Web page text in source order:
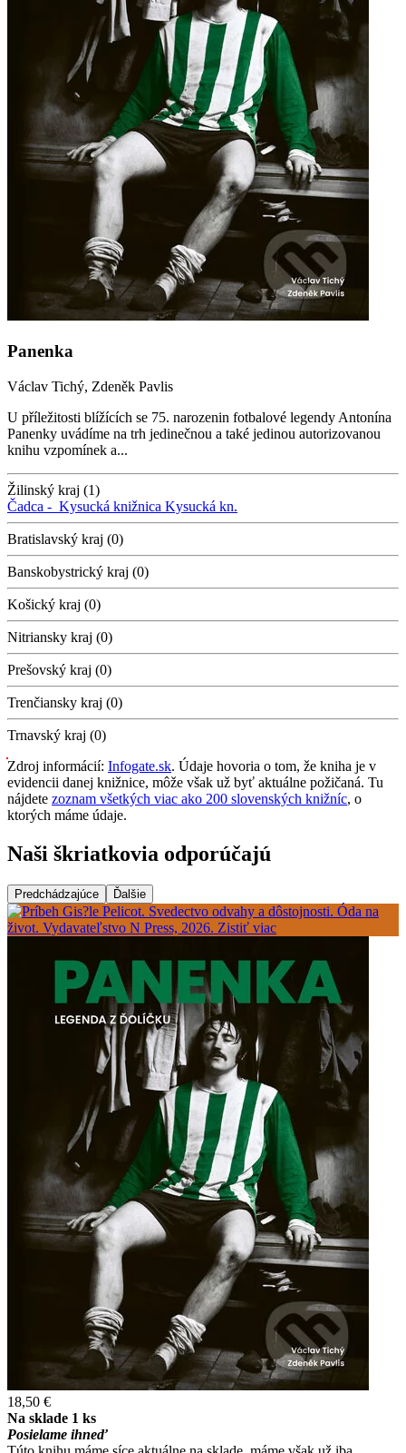
Panenka
Václav Tichý, Zdeněk Pavlis
U příležitosti blížících se 75. narozenin fotbalové legendy Antonína
Panenky uvádíme na trh jedinečnou a také jedinou autorizovanou
knihu vzpomínek a...
Žilinský kraj (1)
Čadca - Kysucká knižnica Kysucká kn.
Bratislavský kraj (0)
Banskobystrický kraj (0)
Košický kraj (0)
Nitriansky kraj (0)
Prešovský kraj (0)
Trenčiansky kraj (0)
Trnavský kraj (0)
Zdroj informácií: Infogate.sk. Údaje hovoria o tom, že kniha je v
evidencii danej knižnice, môže však už byť aktuálne požičaná. Tu
nájdete zoznam všetkých viac ako 200 slovenských knižníc, o
ktorých máme údaje.
Naši škriatkovia odporúčajú
Predchádzajúce Ďalšie
18,50 €
Na sklade 1 ks
Posielame ihneď